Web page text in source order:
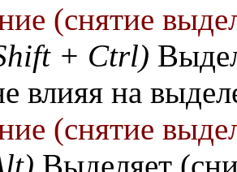
(снятие
+ Ctrl)
влияя на
(снятие
Выделяет